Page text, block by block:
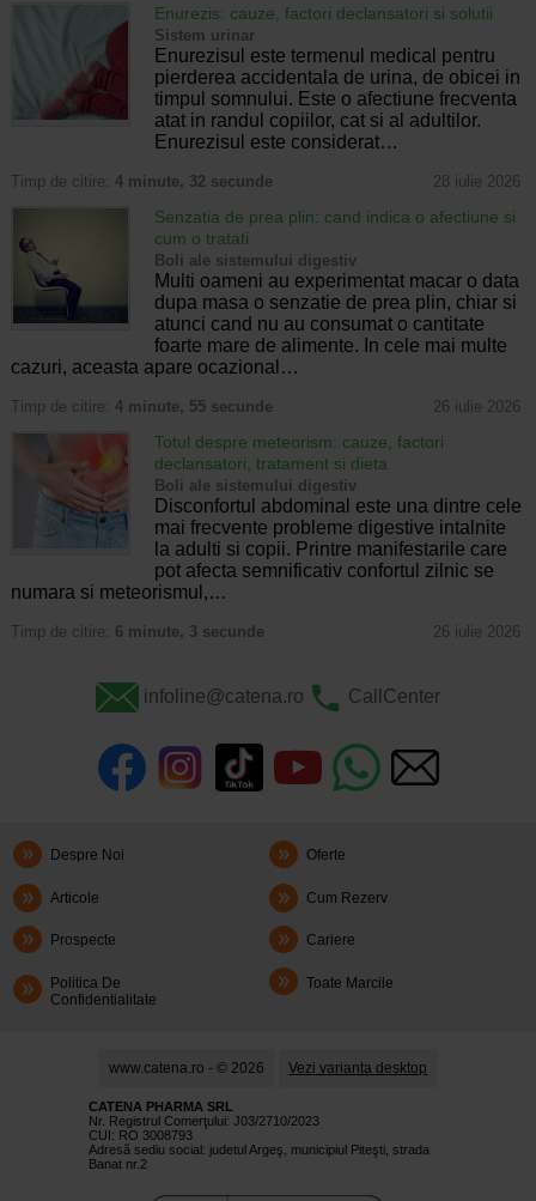
Enurezis: cauze, factori declansatori si solutii
Sistem urinar
Enurezisul este termenul medical pentru
pierderea accidentala de urina, de obicei in
timpul somnului. Este o afectiune frecventa
atat in randul copiilor, cat si al adultilor.
Enurezisul este considerat…
Timp de citire: 4 minute, 32 secunde 28 iulie 2026
Senzatia de prea plin: cand indica o afectiune si
cum o tratati
Boli ale sistemului digestiv
Multi oameni au experimentat macar o data
dupa masa o senzatie de prea plin, chiar si
atunci cand nu au consumat o cantitate
foarte mare de alimente. In cele mai multe
cazuri, aceasta apare ocazional…
Timp de citire: 4 minute, 55 secunde 26 iulie 2026
Totul despre meteorism: cauze, factori
declansatori, tratament si dieta
Boli ale sistemului digestiv
Disconfortul abdominal este una dintre cele
mai frecvente probleme digestive intalnite
la adulti si copii. Printre manifestarile care
pot afecta semnificativ confortul zilnic se
numara si meteorismul,…
Timp de citire: 6 minute, 3 secunde 26 iulie 2026
infoline@catena.ro CallCenter
Despre Noi Oferte
Articole Cum Rezerv
Prospecte Cariere
Politica De
Confidentialitate
Toate Marcile
www.catena.ro - © 2026 Vezi varianta desktop
CATENA PHARMA SRL
Nr. Registrul Comerţului: J03/2710/2023
CUI: RO 3008793
Adresă sediu social: judetul Argeş, municipiul Piteşti, strada
Banat nr.2